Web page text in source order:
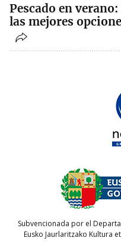
Pescado en
las mejores
Subvencionada por el
Eusko Jaurlaritzako Kultura